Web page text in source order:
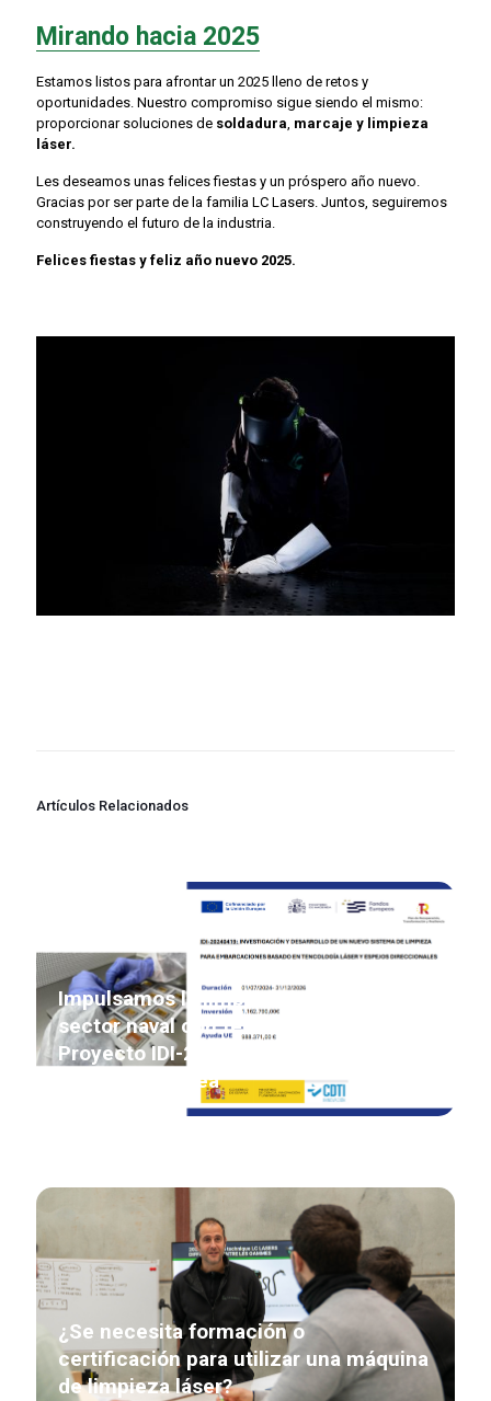
Mirando hacia 2025
Estamos listos para afrontar un 2025 lleno de retos y
oportunidades. Nuestro compromiso sigue siendo el mismo:
proporcionar soluciones de soldadura, marcaje y limpieza
láser.
Les deseamos unas felices fiestas y un próspero año nuevo.
Gracias por ser parte de la familia LC Lasers. Juntos, seguiremos
construyendo el futuro de la industria.
Felices fiestas y feliz año nuevo 2025.
Artículos Relacionados
Impulsamos la limpieza industrial del
sector naval con tecnología láser
Proyecto IDI-20240419 financiado por
la Unión Europea
¿Se necesita formación o
certificación para utilizar una máquina
de limpieza láser?